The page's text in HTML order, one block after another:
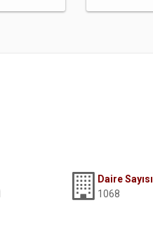
Daire Sayısı
1068